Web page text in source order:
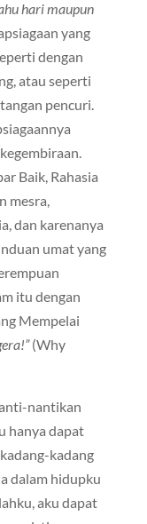
hari maupun
yang
dengan
atau seperti
pencuri.
Baik, Rahasia
mesra,
dan karenanya
umat yang
itu dengan
Mempelai
(Why
nantikan
hanya dapat
kadang
dalam hidupku
aku dapat